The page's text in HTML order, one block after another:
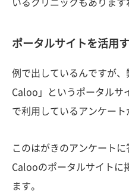
いるクリニックもあります
ポータルサイトを活用
例で出しているんですが
Caloo」というポータルサ
で利用しているアンケート
このはがきのアンケートに
Calooのポータルサイトに
ます。